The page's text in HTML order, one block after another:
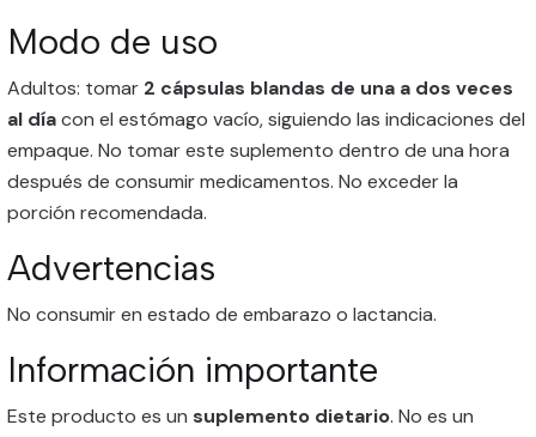
Modo de uso
Adultos: tomar 2 cápsulas blandas de una a dos veces
al díacon el estómago vacío, siguiendo las indicaciones del
empaque. No tomar este suplemento dentro de una hora
después de consumir medicamentos. No exceder la
porción recomendada.
Advertencias
No consumir en estado de embarazo o lactancia.
Información importante
Este producto es un suplemento dietario. No es un